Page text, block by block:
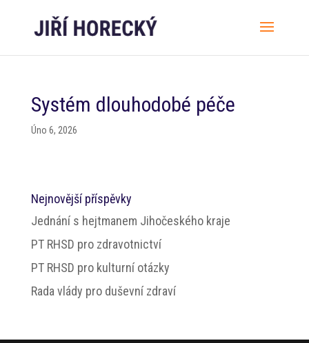
Systém dlouhodobé péče
Úno 6, 2026
Nejnovější příspěvky
Jednání s hejtmanem Jihočeského kraje
PT RHSD pro zdravotnictví
PT RHSD pro kulturní otázky
Rada vlády pro duševní zdraví